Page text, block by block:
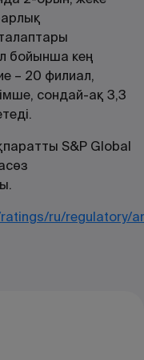
бойынша кең
– 20 филиал,
сондай-ақ 3,3
S&P Global
ru/regulatory/